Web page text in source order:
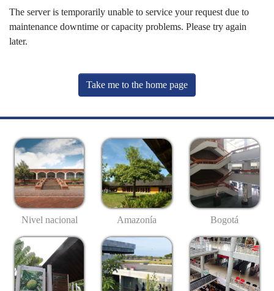
The server is temporarily unable to service your request due to
maintenance downtime or capacity problems. Please try again
later.
Take me to the home page
Nivel nacional Amazonía Bogotá